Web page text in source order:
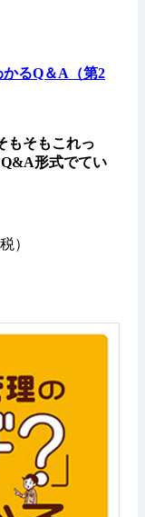
るQ＆A（第2
もそもこれっ
形式でてい
）